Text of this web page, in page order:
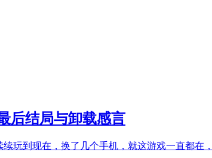
后结局与卸载感言
玩到现在，换了几个手机，就这游戏一直都